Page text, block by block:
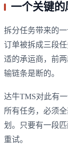
一个关键
拆分任务带来的
订单被拆成三段
适的承运商，前
输链条是断的。
达牛TMS对此有
所有任务，必须
划。只要有一段
重试。